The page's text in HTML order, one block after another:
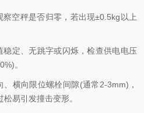
空秤是否归零，若出现±0.5kg以上
定、无跳字或闪烁，检查供电电压
。
横向限位螺栓间隙(通常2-3mm)，
易引发撞击变形。